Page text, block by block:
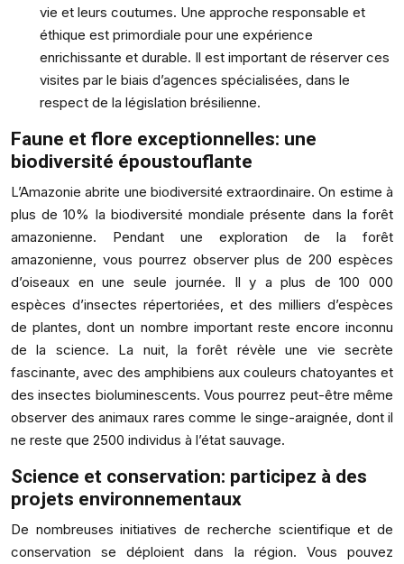
vie et leurs coutumes. Une approche responsable et
éthique est primordiale pour une expérience
enrichissante et durable. Il est important de réserver ces
visites par le biais d’agences spécialisées, dans le
respect de la législation brésilienne.
Faune et flore exceptionnelles: une
biodiversité époustouflante
L’Amazonie abrite une biodiversité extraordinaire. On estime à
plus de 10% la biodiversité mondiale présente dans la forêt
amazonienne. Pendant une exploration de la forêt
amazonienne, vous pourrez observer plus de 200 espèces
d’oiseaux en une seule journée. Il y a plus de 100 000
espèces d’insectes répertoriées, et des milliers d’espèces
de plantes, dont un nombre important reste encore inconnu
de la science. La nuit, la forêt révèle une vie secrète
fascinante, avec des amphibiens aux couleurs chatoyantes et
des insectes bioluminescents. Vous pourrez peut-être même
observer des animaux rares comme le singe-araignée, dont il
ne reste que 2500 individus à l’état sauvage.
Science et conservation: participez à des
projets environnementaux
De nombreuses initiatives de recherche scientifique et de
conservation se déploient dans la région. Vous pouvez